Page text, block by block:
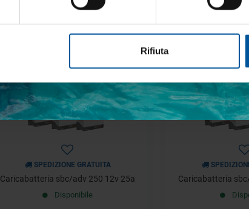
Accetto trattamento dati personali
ISCRIVITI
Rifiuta
€ 27,93 € 285,87 €
SPEDIZIONE GRATUITA
Caricabatteria sbc/adv 250 12v 25a
Disponibile
- 55%
Caricabatteria